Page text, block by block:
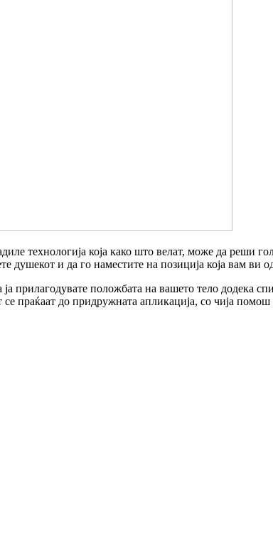
технологија која како што велат, може да реши
душекот и да го наместите на позиција која вам ви
прилагодувате положбата на вашето тело додека
праќаат до придружната апликација, со чија